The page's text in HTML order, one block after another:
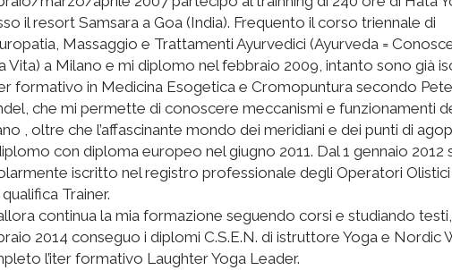
il resort Samsara a Goa (India). Frequento il corso triennale di
Massaggio e Trattamenti Ayurvedici (Ayurveda =
Vita) a Milano e mi diplomo nel febbraio 2009, intanto sono già
formativo in Medicina Esogetica e Cromopuntura secondo
che mi permette di conoscere meccanismi e funzionamenti
, oltre che l’affascinante mondo dei meridiani e dei punti di
con diploma europeo nel giugno 2011. Dal 1 gennaio 2012
iscritto nel registro professionale degli Operatori Olistici
Trainer.
continua la mia formazione seguendo corsi e studiando
2014 conseguo i diplomi C.S.E.N. di istruttore Yoga e Nordic
l’iter formativo Laughter Yoga Leader.